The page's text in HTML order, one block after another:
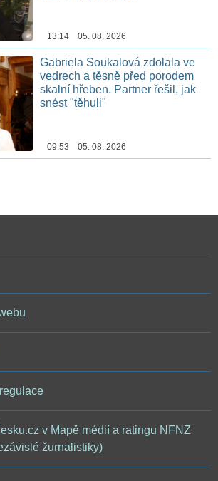
13:14 05. 08. 2026
Gabriela Soukalová zdolala ve
vedrech a těsně před porodem
skalní hřeben. Partner řešil, jak
snést "těhuli"
09:53 05. 08. 2026
v Mapě médií a ratingu NFNZ
žurnalistiky)